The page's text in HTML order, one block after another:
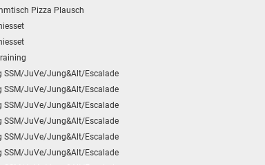
Pizza Plausch
SSM/JuVe/Jung&Alt/Escalade
SSM/JuVe/Jung&Alt/Escalade
SSM/JuVe/Jung&Alt/Escalade
SSM/JuVe/Jung&Alt/Escalade
SSM/JuVe/Jung&Alt/Escalade
SSM/JuVe/Jung&Alt/Escalade